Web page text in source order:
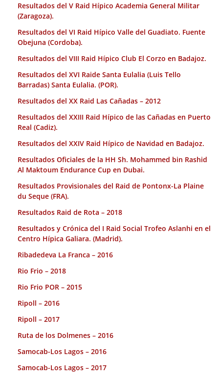
Resultados del V Raid Hípico Academia General Militar
(Zaragoza).
Resultados del VI Raid Hípico Valle del Guadiato. Fuente
Obejuna (Cordoba).
Resultados del VIII Raid Hípico Club El Corzo en Badajoz.
Resultados del XVI Raide Santa Eulalia (Luis Tello
Barradas) Santa Eulalia. (POR).
Resultados del XX Raid Las Cañadas – 2012
Resultados del XXIII Raid Hípico de las Cañadas en Puerto
Real (Cadiz).
Resultados del XXIV Raid Hípico de Navidad en Badajoz.
Resultados Oficiales de la HH Sh. Mohammed bin Rashid
Al Maktoum Endurance Cup en Dubai.
Resultados Provisionales del Raid de Pontonx-La Plaine
du Seque (FRA).
Resultados Raid de Rota – 2018
Resultados y Crónica del I Raid Social Trofeo Aslanhi en el
Centro Hípica Galiara. (Madrid).
Ribadedeva La Franca – 2016
Rio Frio – 2018
Rio Frio POR – 2015
Ripoll – 2016
Ripoll – 2017
Ruta de los Dolmenes – 2016
Samocab-Los Lagos – 2016
Samocab-Los Lagos – 2017